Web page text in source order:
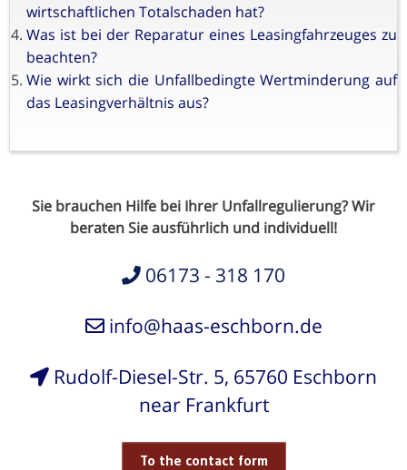
wirtschaftlichen Totalschaden hat?
Was ist bei der Reparatur eines Leasingfahrzeuges zu
beachten?
Wie wirkt sich die Unfallbedingte Wertminderung auf
das Leasingverhältnis aus?
Sie brauchen Hilfe bei Ihrer Unfallregulierung? Wir
beraten Sie ausführlich und individuell!
06173 - 318 170
info@haas-eschborn.de
Rudolf-Diesel-Str. 5, 65760 Eschborn
near Frankfurt
To the contact form